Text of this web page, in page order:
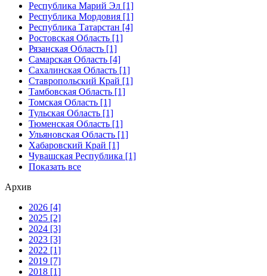
Республика Марий Эл [1]
Республика Мордовия [1]
Республика Татарстан [4]
Ростовская Область [1]
Рязанская Область [1]
Самарская Область [4]
Сахалинская Область [1]
Ставропольский Край [1]
Тамбовская Область [1]
Томская Область [1]
Тульская Область [1]
Тюменская Область [1]
Ульяновская Область [1]
Хабаровский Край [1]
Чувашская Республика [1]
Показать все
Архив
2026 [4]
2025 [2]
2024 [3]
2023 [3]
2022 [1]
2019 [7]
2018 [1]